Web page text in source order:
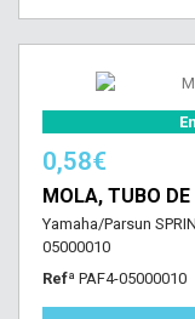
0,58€
MOLA, TUBO
Yamaha/Parsun
05000010
Refª PAF4-05000010